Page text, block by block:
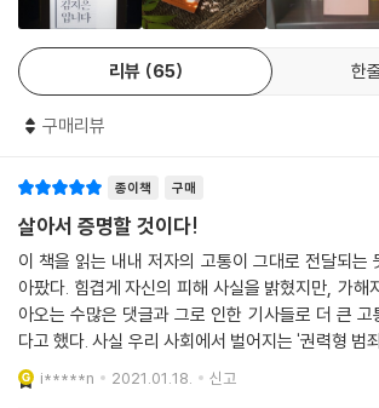
고양이 구원 / 두근두근 첫 영화 / 선물 / 투명친구 /
고 앞 선인장 / 지은이와 지은이의 친구들을 만나다
보호격리
무죄 선고 그 이후 / 병상일기 / 안정제를 내려놓다 /
병실에서 부치지 못한 편지 / 봄에 용기를 / 퇴원을
5장 그래도 살아간다
미투 이후의 현실
대한민국의 수많은 여성이 ‘김지은’으로 살고 있다
치유, 피해자들의 연대
일상 회복 프로젝트
밖으로 나가봅시다
리뷰 65 한
구매리뷰
종이책 구매
살아서 증명할 것이다!
이 책을 읽는 내내 저자의 고통이 그대로 전달되는
아팠다. 힘겹게 자신의 피해 사실을 밝혔지만, 가해
아오는 수많은 댓글과 그로 인한 기사들로 더 큰
다고 했다. 사실 우리 사회에서 벌어지는 '권력형 범
자행되는 일상적 폭력이라고 할 수 있다. 따라서 대
권력자를 추종
i*****n 2021.01.18. 신고